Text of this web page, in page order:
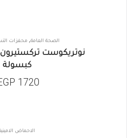
الصحة العامة, محفزات
كبسولة
1720
الاحماض